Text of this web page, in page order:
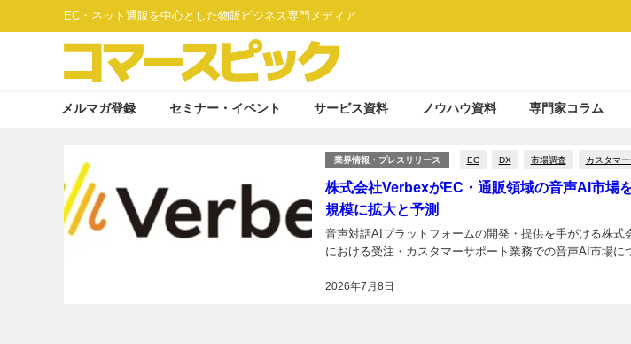
EC・ネット通販を中心とした物販ビジネス専門メディア
メルマガ登録 セミナー・イベント サービス資料 ノウハウ資料 専門家コラム
業界情報・プレスリリース EC DX 市場調査 カスタマ
株式会社VerbexがEC・通販領域の音声AI市場
規模に拡大と予測
2026年7月8日
音声対話AIプラットフォームの開発・提供を手がける株式
における受注・カスタマーサポート業務での音声AI市場に